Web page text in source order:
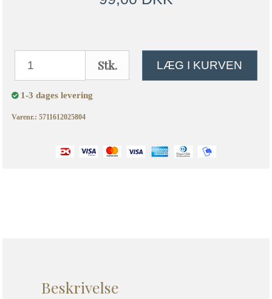
Stk. LÆG I KURVEN
1-3 dages levering
Varenr.: 5711612025804
Beskrivelse